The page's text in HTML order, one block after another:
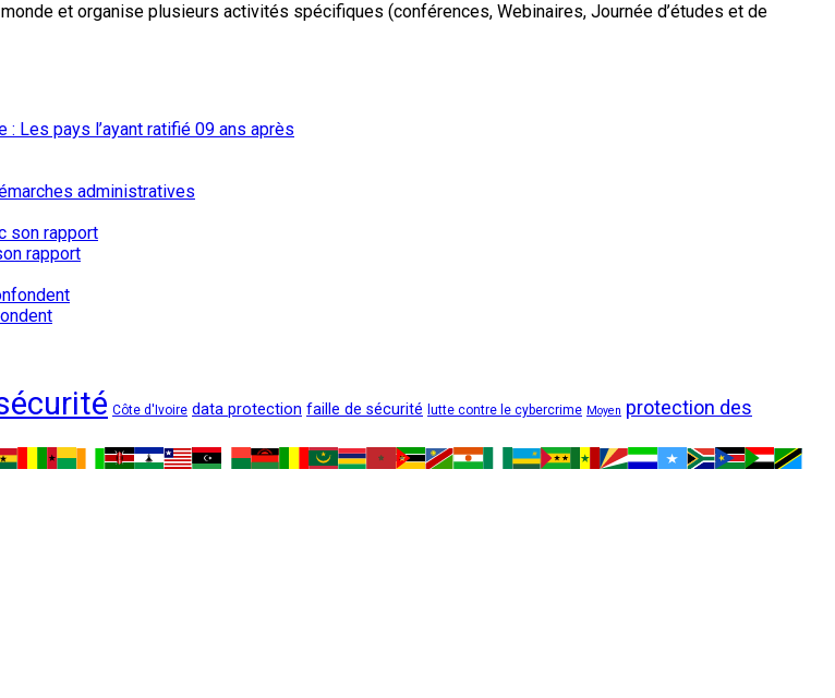
et organise plusieurs activités spécifiques (conférences, Webinaires, Journée d’études et de
Les pays l’ayant ratifié 09 ans après
administratives
rapport
Côte d'Ivoire data protection faille de sécurité lutte contre le cybercrime Moyen protection des